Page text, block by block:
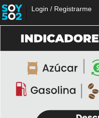
Login / Registrarme